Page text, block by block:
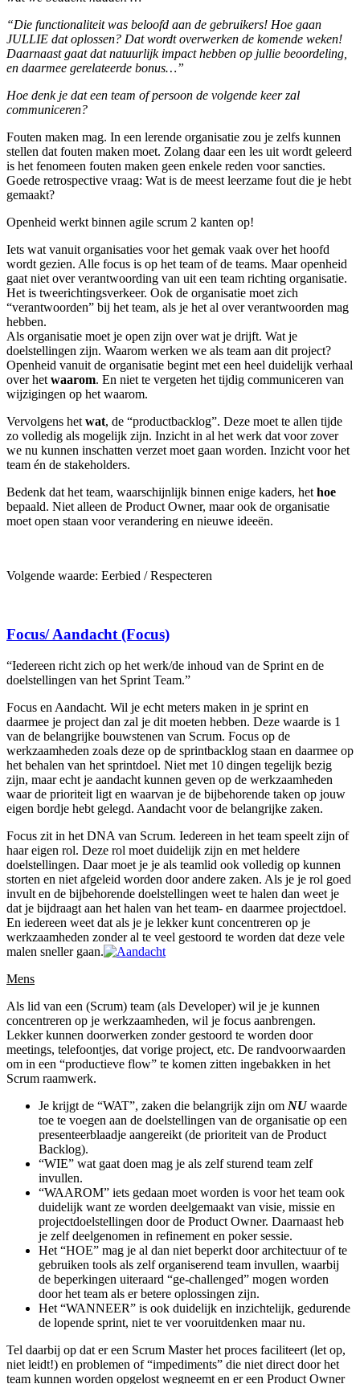
“Die functionaliteit was beloofd aan de gebruikers! Hoe gaan
JULLIE dat oplossen? Dat wordt overwerken de komende weken!
Daarnaast gaat dat natuurlijk impact hebben op jullie beoordeling,
en daarmee gerelateerde bonus…”
Hoe denk je dat een team of persoon de volgende keer zal
communiceren?
Fouten maken mag. In een lerende organisatie zou je zelfs kunnen
stellen dat fouten maken moet. Zolang daar een les uit wordt geleerd
is het fenomeen fouten maken geen enkele reden voor sancties.
Goede retrospective vraag: Wat is de meest leerzame fout die je hebt
gemaakt?
Openheid werkt binnen agile scrum 2 kanten op!
Iets wat vanuit organisaties voor het gemak vaak over het hoofd
wordt gezien. Alle focus is op het team of de teams. Maar openheid
gaat niet over verantwoording van uit een team richting organisatie.
Het is tweerichtingsverkeer. Ook de organisatie moet zich
“verantwoorden” bij het team, als je het al over verantwoorden mag
hebben.
Als organisatie moet je open zijn over wat je drijft. Wat je
doelstellingen zijn. Waarom werken we als team aan dit project?
Openheid vanuit de organisatie begint met een heel duidelijk verhaal
over het waarom. En niet te vergeten het tijdig communiceren van
wijzigingen op het waarom.
Vervolgens het wat, de “productbacklog”. Deze moet te allen tijde
zo volledig als mogelijk zijn. Inzicht in al het werk dat voor zover
we nu kunnen inschatten verzet moet gaan worden. Inzicht voor het
team én de stakeholders.
Bedenk dat het team, waarschijnlijk binnen enige kaders, het hoe
bepaald. Niet alleen de Product Owner, maar ook de organisatie
moet open staan voor verandering en nieuwe ideeën.
Volgende waarde: Eerbied / Respecteren
Focus/ Aandacht (Focus)
“Iedereen richt zich op het werk/de inhoud van de Sprint en de
doelstellingen van het Sprint Team.”
Focus en Aandacht. Wil je echt meters maken in je sprint en
daarmee je project dan zal je dit moeten hebben. Deze waarde is 1
van de belangrijke bouwstenen van Scrum. Focus op de
werkzaamheden zoals deze op de sprintbacklog staan en daarmee op
het behalen van het sprintdoel. Niet met 10 dingen tegelijk bezig
zijn, maar echt je aandacht kunnen geven op de werkzaamheden
waar de prioriteit ligt en waarvan je de bijbehorende taken op jouw
eigen bordje hebt gelegd. Aandacht voor de belangrijke zaken.
Focus zit in het DNA van Scrum. Iedereen in het team speelt zijn of
haar eigen rol. Deze rol moet duidelijk zijn en met heldere
doelstellingen. Daar moet je je als teamlid ook volledig op kunnen
storten en niet afgeleid worden door andere zaken. Als je je rol goed
invult en de bijbehorende doelstellingen weet te halen dan weet je
dat je bijdraagt aan het halen van het team- en daarmee projectdoel.
En iedereen weet dat als je je lekker kunt concentreren op je
werkzaamheden zonder al te veel gestoord te worden dat deze vele
malen sneller gaan.
Mens
Als lid van een (Scrum) team (als Developer) wil je je kunnen
concentreren op je werkzaamheden, wil je focus aanbrengen.
Lekker kunnen doorwerken zonder gestoord te worden door
meetings, telefoontjes, dat vorige project, etc. De randvoorwaarden
om in een “productieve flow” te komen zitten ingebakken in het
Scrum raamwerk.
Je krijgt de “WAT”, zaken die belangrijk zijn om NUwaarde
toe te voegen aan de doelstellingen van de organisatie op een
presenteerblaadje aangereikt (de prioriteit van de Product
Backlog).
“WIE” wat gaat doen mag je als zelf sturend team zelf
invullen.
“WAAROM” iets gedaan moet worden is voor het team ook
duidelijk want ze worden deelgemaakt van visie, missie en
projectdoelstellingen door de Product Owner. Daarnaast heb
je zelf deelgenomen in refinement en poker sessie.
Het “HOE” mag je al dan niet beperkt door architectuur of te
gebruiken tools als zelf organiserend team invullen, waarbij
de beperkingen uiteraard “ge-challenged” mogen worden
door het team als er betere oplossingen zijn.
Het “WANNEER” is ook duidelijk en inzichtelijk, gedurende
de lopende sprint, niet te ver vooruitdenken maar nu.
Tel daarbij op dat er een Scrum Master het proces faciliteert (let op,
niet leidt!) en problemen of “impediments” die niet direct door het
team kunnen worden opgelost wegneemt en er een Product Owner